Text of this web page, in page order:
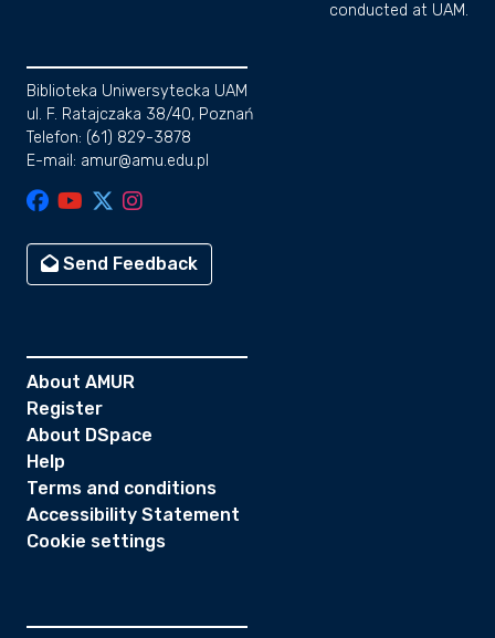
conducted at UAM.
Biblioteka Uniwersytecka UAM
ul. F. Ratajczaka 38/40, Poznań
Telefon: (61) 829-3878
E-mail: amur@amu.edu.pl
Send Feedback
About AMUR
Register
About DSpace
Help
Terms and conditions
Accessibility Statement
Cookie settings